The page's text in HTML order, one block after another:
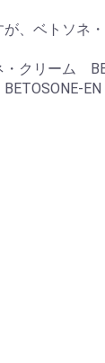
、ベトソネ
クリーム
EN